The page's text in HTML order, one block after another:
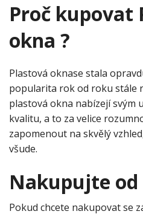
Proč kupovat
okna ?
Plastová oknase stala
popularita rok od roku stále
plastová okna nabízejí svým
kvalitu, a to za velice
zapomenout na skvělý
všude.
Nakupujte od
Pokud chcete nakupovat se